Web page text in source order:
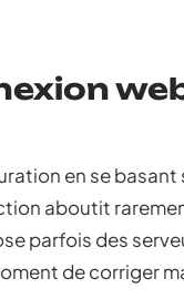
en se basant
aboutit
parfois des
de corriger